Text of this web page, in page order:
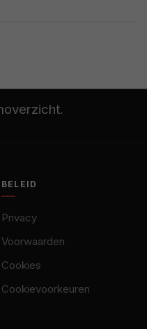
BELEID
Privacy
Voorwaarden
Cookies
Cookievoorkeuren